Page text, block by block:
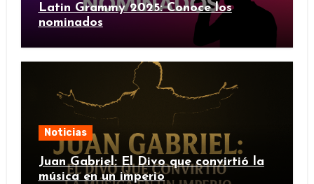
Latin Grammy 2025: Conoce los
nominados
Noticias
Juan Gabriel: El Divo que convirtió la
música en un imperio